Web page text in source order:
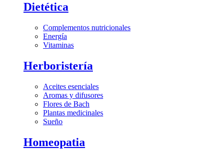
Dietética
Complementos nutricionales
Energía
Vitaminas
Herboristería
Aceites esenciales
Aromas y difusores
Flores de Bach
Plantas medicinales
Sueño
Homeopatia